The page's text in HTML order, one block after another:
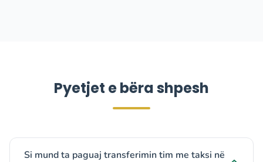
Pyetjet e bëra shpesh
Si mund ta paguaj transferimin tim me taksi në